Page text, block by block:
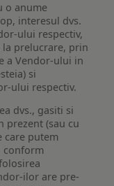
o anume
interesul dvs.
ului respectiv,
prelucrare, prin
a Vendor-ului in
si
ului respectiv.
dvs., gasiti si
prezent (sau cu
care putem
conform
ilor are pre-